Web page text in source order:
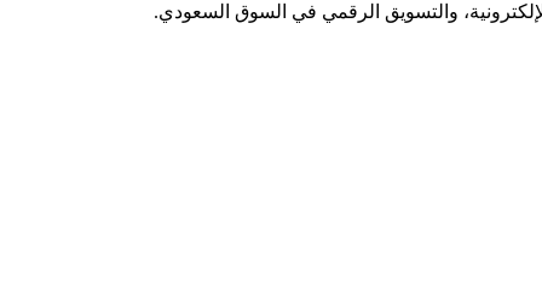
والتسويق الرقمي في السوق السعودي.